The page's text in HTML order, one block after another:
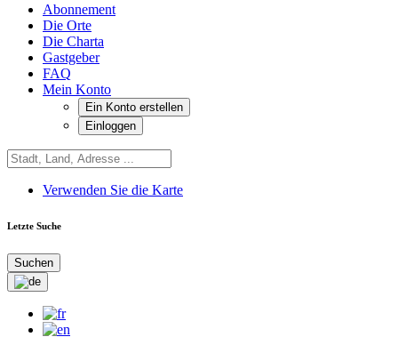
Abonnement
Die Orte
Die Charta
Gastgeber
FAQ
Mein Konto
Ein Konto erstellen
Einloggen
Verwenden Sie die Karte
Letzte Suche
Suchen